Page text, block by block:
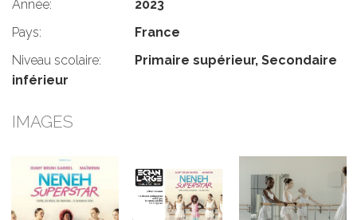
Année:
2023
Pays:
France
Niveau scolaire:
Primaire supérieur, Secondaire
inférieur
IMAGES